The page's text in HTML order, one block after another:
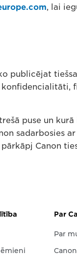
, lai
publicējat
puse un kurā
sadarbosies
Canon
Par
Par